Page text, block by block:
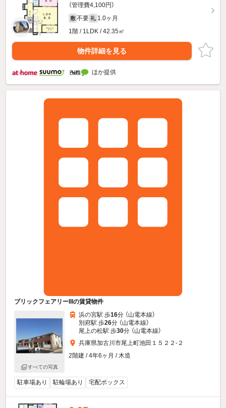
（管理費4,100円）
敷 不要 礼 1.0ヶ月
1階 / 1LDK / 42.35㎡
物件詳細を見る
ほか提供
ブリックフェアリーIIIの賃貸物件
すべての写真
浜の宮駅 歩16分 （山電本線）
別府駅 歩26分 （山電本線）
尾上の松駅 歩30分 （山電本線）
兵庫県加古川市尾上町池田１５２２-２
2階建 / 4年6ヶ月 / 木造
駐車場あり 駐輪場あり 宅配ボックス